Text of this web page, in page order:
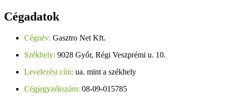
Cégadatok
Cégnév: Gasztro Net Kft.
Székhely: 9028 Győr, Régi Veszprémi u. 10.
Levelezési cím: ua. mint a székhely
Cégjegyzékszám: 08-09-015785